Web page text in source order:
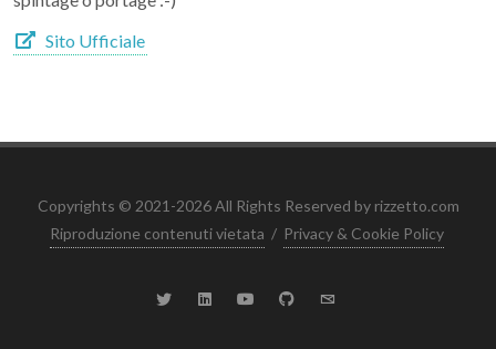
Sito Ufficiale
Copyrights © 2021-2026 All Rights Reserved by rizzetto.com
Riproduzione contenuti vietata / Privacy & Cookie Policy